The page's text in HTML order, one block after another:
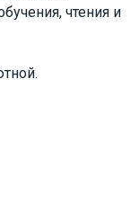
чтения и